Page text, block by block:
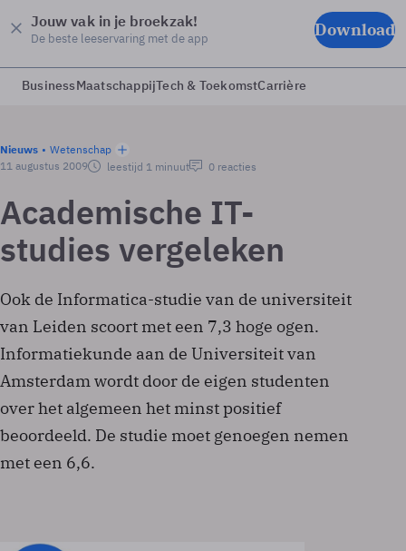
Jouw vak in je broekzak!
De beste leeservaring met de app Download
BusinessMaatschappijTech & ToekomstCarrière
Nieuws
Wetenschap
11 augustus 2009
leestijd 1 minuut 0 reacties
Academische IT-
studies vergeleken
Ook de Informatica-studie van de universiteit
van Leiden scoort met een 7,3 hoge ogen.
Informatiekunde aan de Universiteit van
Amsterdam wordt door de eigen studenten
over het algemeen het minst positief
beoordeeld. De studie moet genoegen nemen
met een 6,6.